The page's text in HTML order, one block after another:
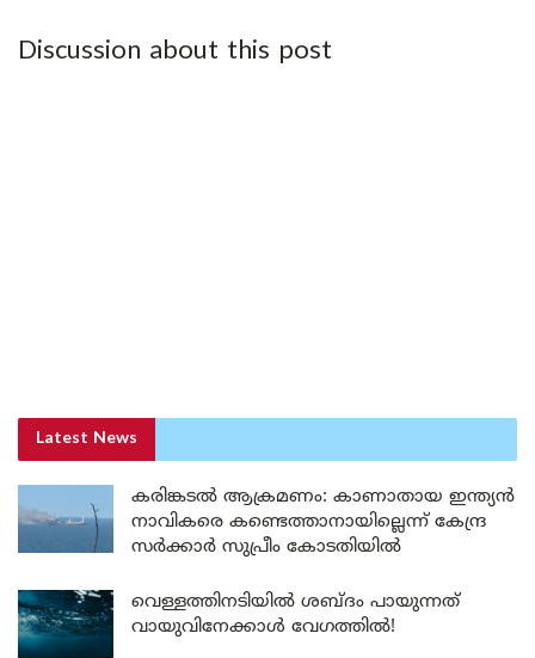
Discussion about this post
Latest News
കരിങ്കടൽ ആക്രമണം: കാണാതായ ഇന്ത്യൻ
നാവികരെ കണ്ടെത്താനായില്ലെന്ന് കേന്ദ്ര
സർക്കാർ സുപ്രീം കോടതിയിൽ
വെള്ളത്തിനടിയിൽ ശബ്ദം പായുന്നത്
വായുവിനേക്കാൾ വേഗത്തിൽ!